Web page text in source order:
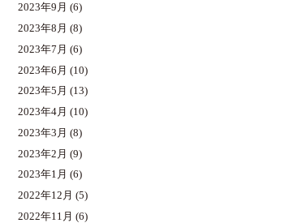
2023年9月 (6)
2023年8月 (8)
2023年7月 (6)
2023年6月 (10)
2023年5月 (13)
2023年4月 (10)
2023年3月 (8)
2023年2月 (9)
2023年1月 (6)
2022年12月 (5)
2022年11月 (6)